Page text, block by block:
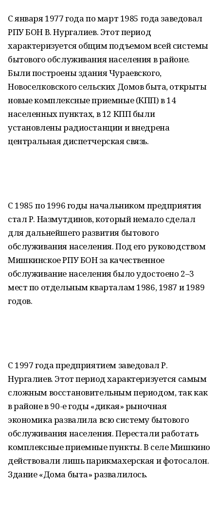
С января 1977 года по март 1985 года заведовал
РПУ БОН В. Нургалиев. Этот период
характеризуется общим подъемом всей системы
бытового обслуживания населения в районе.
Были построены здания Чураевского,
Новоселковского сельских Домов быта, открыты
новые комплексные приемные (КПП) в 14
населенных пунктах, в 12 КПП были
установлены радиостанции и внедрена
центральная диспетчерская связь.
С 1985 по 1996 годы начальником предприятия
стал Р. Назмутдинов, который немало сделал
для дальнейшего развития бытового
обслуживания населения. Под его руководством
Мишкинское РПУ БОН за качественное
обслуживание населения было удостоено 2–3
мест по отдельным кварталам 1986, 1987 и 1989
годов.
С 1997 года предприятием заведовал Р.
Нургалиев. Этот период характеризуется самым
сложным восстановительным периодом, так как
в районе в 90-е годы «дикая» рыночная
экономика развалила всю систему бытового
обслуживания населения. Перестали работать
комплексные приемные пункты. В селе Мишкино
действовали лишь парикмахерская и фотосалон.
Здание «Дома быта» развалилось.